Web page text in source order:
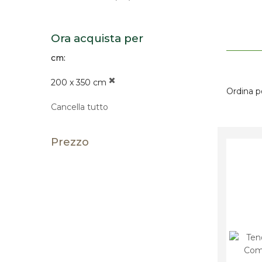
Ora acquista per
cm
200 x 350 cm
Cancella tutto
Prezzo
Ordina